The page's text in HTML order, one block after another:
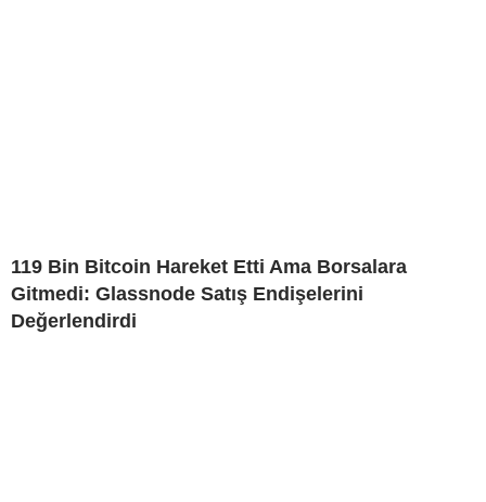
119 Bin Bitcoin Hareket Etti Ama Borsalara
Gitmedi: Glassnode Satış Endişelerini
Değerlendirdi